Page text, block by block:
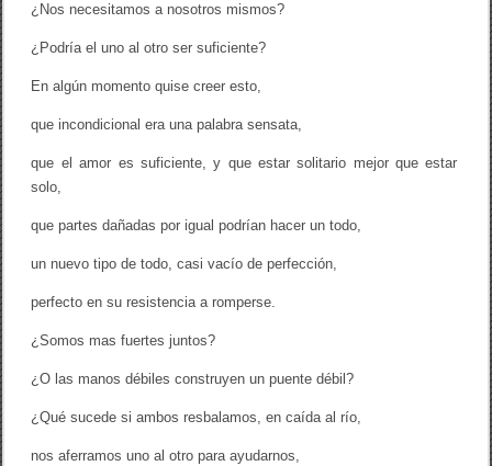
¿Nos necesitamos a nosotros mismos?
¿Podría el uno al otro ser suficiente?
En algún momento quise creer esto,
que incondicional era una palabra sensata,
que el amor es suficiente, y que estar solitario mejor que estar
solo,
que partes dañadas por igual podrían hacer un todo,
un nuevo tipo de todo, casi vacío de perfección,
perfecto en su resistencia a romperse.
¿Somos mas fuertes juntos?
¿O las manos débiles construyen un puente débil?
¿Qué sucede si ambos resbalamos, en caída al río,
nos aferramos uno al otro para ayudarnos,